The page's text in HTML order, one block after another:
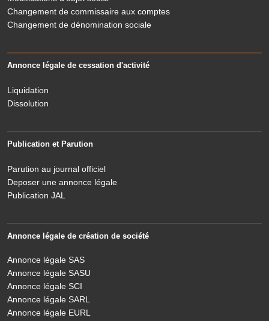
Changement de commissaire aux comptes
Changement de dénomination sociale
Annonce légale de cessation d'activité
Liquidation
Dissolution
Publication et Parution
Parution au journal officiel
Deposer une annonce légale
Publication JAL
Annonce légale de création de société
Annonce légale SAS
Annonce légale SASU
Annonce légale SCI
Annonce légale SARL
Annonce légale EURL